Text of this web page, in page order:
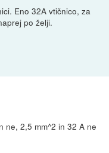
Eno 32A vtičnico, za
po želji.
ne, 2,5 mm^2 in 32 A ne